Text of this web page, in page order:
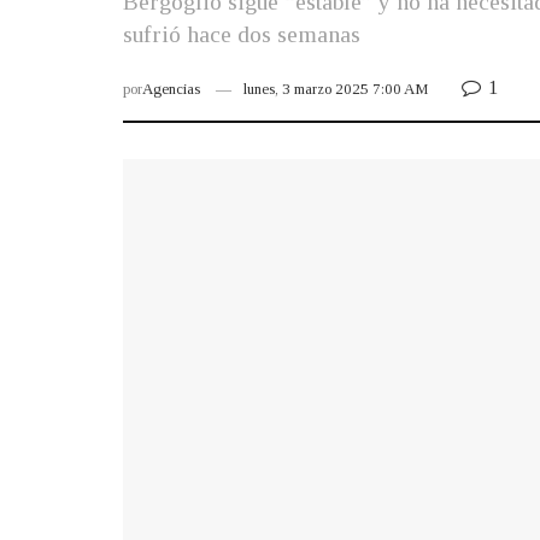
sufrió hace dos semanas
porAgencias lunes, 3 marzo 2025 7:00 AM 1